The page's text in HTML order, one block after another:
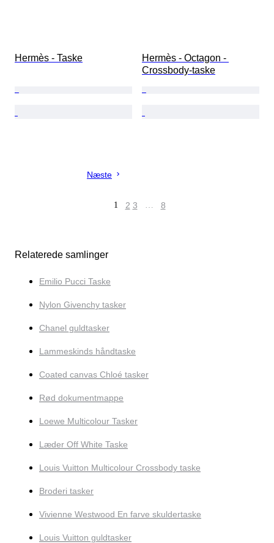
Hermès - Taske
Hermès - Octagon -
Crossbody-taske
Næste
1 2 3 … 8
Relaterede samlinger
Emilio Pucci Taske
Nylon Givenchy tasker
Chanel guldtasker
Lammeskinds håndtaske
Coated canvas Chloé tasker
Rød dokumentmappe
Loewe Multicolour Tasker
Læder Off White Taske
Louis Vuitton Multicolour Crossbody taske
Broderi tasker
Vivienne Westwood En farve skuldertaske
Louis Vuitton guldtasker